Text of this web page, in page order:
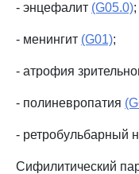
- энцефалит (G05.0);
- менингит (G01);
- атрофия
- полиневропатия
- ретробульбарный
Сифилитический